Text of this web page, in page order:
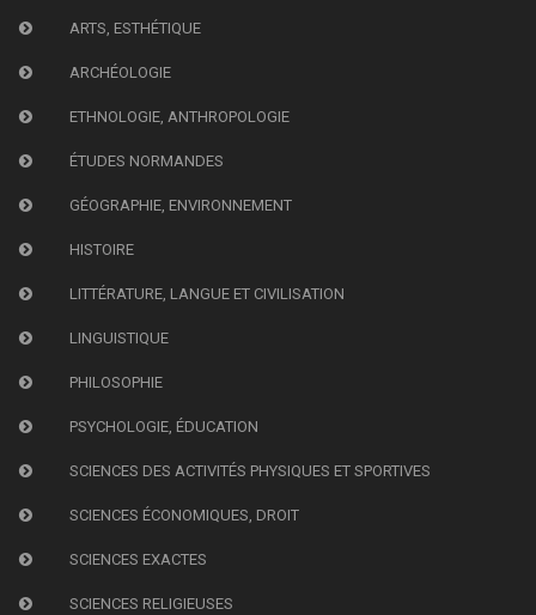
ARTS, ESTHÉTIQUE
ARCHÉOLOGIE
ETHNOLOGIE, ANTHROPOLOGIE
ÉTUDES NORMANDES
GÉOGRAPHIE, ENVIRONNEMENT
HISTOIRE
LITTÉRATURE, LANGUE ET CIVILISATION
LINGUISTIQUE
PHILOSOPHIE
PSYCHOLOGIE, ÉDUCATION
SCIENCES DES ACTIVITÉS PHYSIQUES ET SPORTIVES
SCIENCES ÉCONOMIQUES, DROIT
SCIENCES EXACTES
SCIENCES RELIGIEUSES